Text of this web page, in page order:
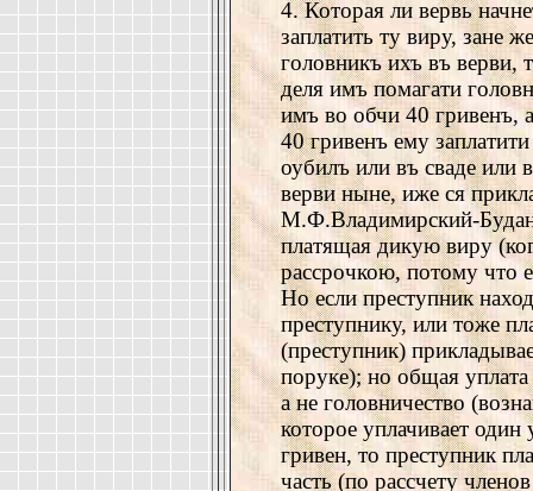
4. Которая ли вервь
заплатить ту виру, зане
головникъ ихъ въ верви,
деля имъ помагати
имъ во обчи 40 гривенъ,
40 гривенъ ему
оубилъ или въ сваде или
верви ныне, иже ся
М.Ф.Владимирский-
платящая дикую виру
рассрочкою, потому что
Но если преступник
преступнику, или тоже
(преступник)
поруке); но общая уплата
а не головничество
которое уплачивает
гривен, то преступник
часть (по рассчету